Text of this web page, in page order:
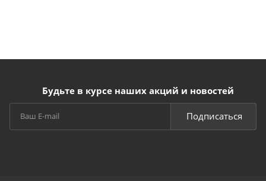
Будьте в курсе наших акций и новостей
Подписаться